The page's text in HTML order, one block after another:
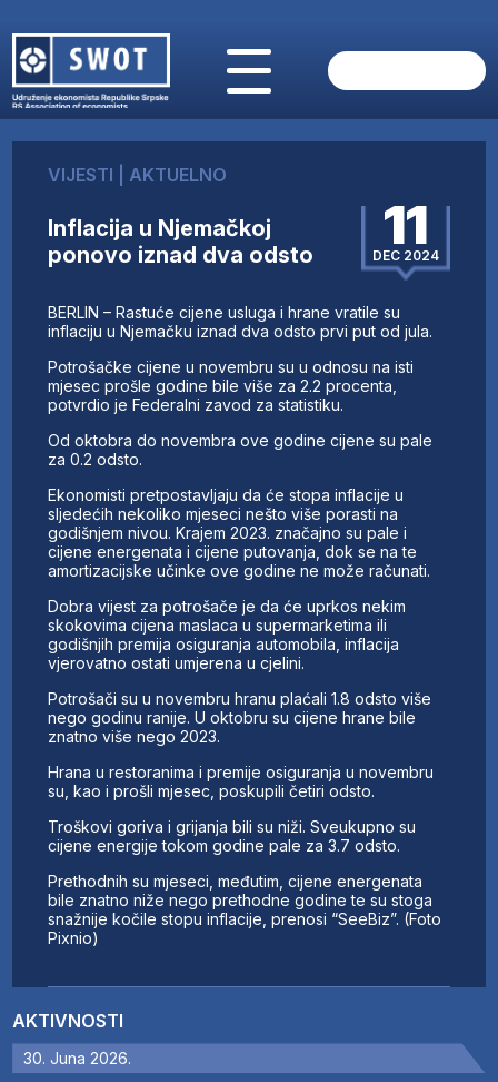
O NAMA
AKTUELNO
ANALIZE
FINANSIJE
IZ STRANIH MEDIJA
AKTIVNOSTI
SWOT INTERVJU
KONTAKT
AKTIVNOSTI
30. Juna 2026.
VIJESTI AKTUELNO
Inflacija u Njemačkoj
ponovo iznad dva odsto
11
DEC 2024
​BERLIN – Rastuće cijene usluga i hrane vratile su
inflaciju u Njemačku iznad dva odsto prvi put od jula.
Potrošačke cijene u novembru su u odnosu na isti
mjesec prošle godine bile više za 2.2 procenta,
potvrdio je Federalni zavod za statistiku.
Od oktobra do novembra ove godine cijene su pale
za 0.2 odsto.
Ekonomisti pretpostavljaju da će stopa inflacije u
sljedećih nekoliko mjeseci nešto više porasti na
godišnjem nivou. Krajem 2023. značajno su pale i
cijene energenata i cijene putovanja, dok se na te
amortizacijske učinke ove godine ne može računati.
Dobra vijest za potrošače je da će uprkos nekim
skokovima cijena maslaca u supermarketima ili
godišnjih premija osiguranja automobila, inflacija
vjerovatno ostati umjerena u cjelini.
Potrošači su u novembru hranu plaćali 1.8 odsto više
nego godinu ranije. U oktobru su cijene hrane bile
znatno više nego 2023.
Hrana u restoranima i premije osiguranja u novembru
su, kao i prošli mjesec, poskupili četiri odsto.
Troškovi goriva i grijanja bili su niži. Sveukupno su
cijene energije tokom godine pale za 3.7 odsto.
Prethodnih su mjeseci, međutim, cijene energenata
bile znatno niže nego prethodne godine te su stoga
snažnije kočile stopu inflacije, prenosi “SeeBiz”. (Foto
Pixnio)